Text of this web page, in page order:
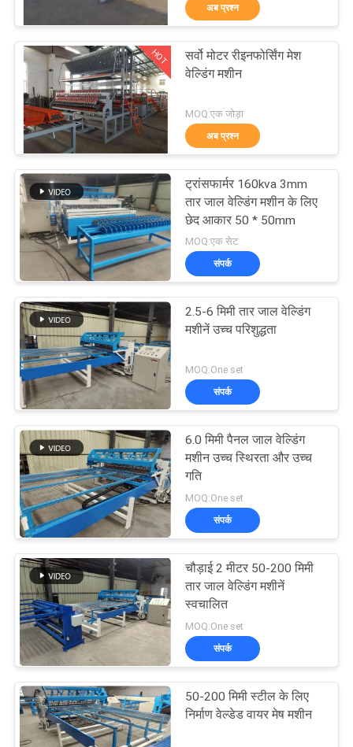
कारखाना
भ्रमण
गुणवत्ता
नियंत्रण
संपर्क
करें
एक
उद्धरण
का
अनुरोध
करें
साइटमैप
PRIVACY
POLICY
बाड़ जाल वेल्डिंग मशीन
मेष पैनल वेल्डिंग मशीन
तय गाँठ बाड़ मशीन
33
कंस्ट्रक्शन मेश वेल्डिंग
मशीन
22
अब प्रश्न
HOT
सर्वो मोटर रीइनफोर्सिंग मेश
वेल्डिंग मशीन
MOQ:एक जोड़ा
अब प्रश्न
ट्रांसफार्मर 160kva 3mm
तार जाल वेल्डिंग मशीन के लिए
छेद आकार 50 * 50mm
MOQ:एक सेट
संपर्क
2.5-6 मिमी तार जाल वेल्डिंग
मशीनें उच्च परिशुद्धता
MOQ:One set
संपर्क
6.0 मिमी पैनल जाल वेल्डिंग
मशीन उच्च स्थिरता और उच्च
गति
MOQ:One set
संपर्क
चौड़ाई 2 मीटर 50-200 मिमी
तार जाल वेल्डिंग मशीनें
स्वचालित
MOQ:One set
संपर्क
50-200 मिमी स्टील के लिए
निर्माण वेल्डेड वायर मेष मशीन